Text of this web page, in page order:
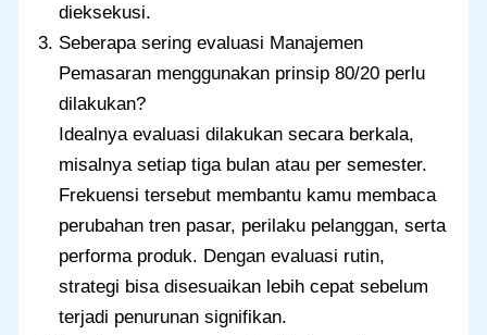
dieksekusi.
Seberapa sering evaluasi Manajemen
Pemasaran menggunakan prinsip 80/20 perlu
dilakukan?
Idealnya evaluasi dilakukan secara berkala,
misalnya setiap tiga bulan atau per semester.
Frekuensi tersebut membantu kamu membaca
perubahan tren pasar, perilaku pelanggan, serta
performa produk. Dengan evaluasi rutin,
strategi bisa disesuaikan lebih cepat sebelum
terjadi penurunan signifikan.